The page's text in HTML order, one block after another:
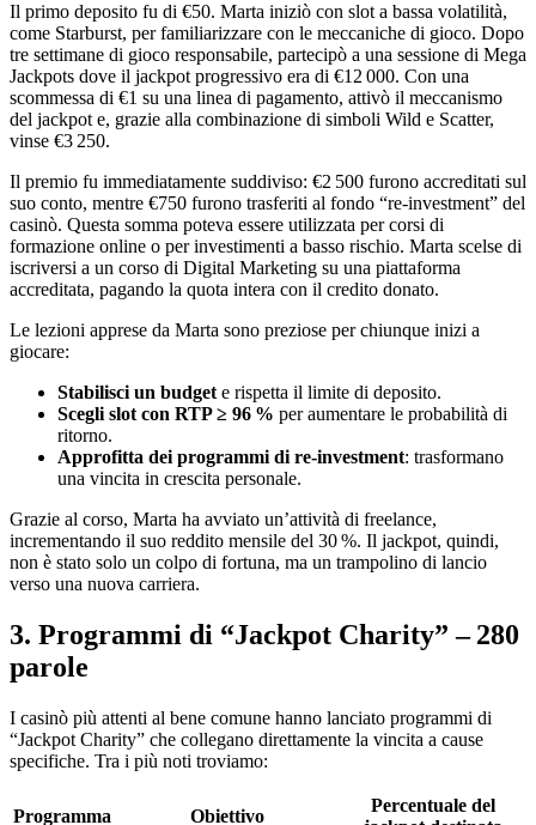
Il primo deposito fu di €50. Marta iniziò con slot a bassa volatilità,
come Starburst, per familiarizzare con le meccaniche di gioco. Dopo
tre settimane di gioco responsabile, partecipò a una sessione di Mega
Jackpots dove il jackpot progressivo era di €12 000. Con una
scommessa di €1 su una linea di pagamento, attivò il meccanismo
del jackpot e, grazie alla combinazione di simboli Wild e Scatter,
vinse €3 250.
Il premio fu immediatamente suddiviso: €2 500 furono accreditati sul
suo conto, mentre €750 furono trasferiti al fondo “re‑investment” del
casinò. Questa somma poteva essere utilizzata per corsi di
formazione online o per investimenti a basso rischio. Marta scelse di
iscriversi a un corso di Digital Marketing su una piattaforma
accreditata, pagando la quota intera con il credito donato.
Le lezioni apprese da Marta sono preziose per chiunque inizi a
giocare:
Stabilisci un budget e rispetta il limite di deposito.
Scegli slot con RTP ≥ 96 % per aumentare le probabilità di
ritorno.
Approfitta dei programmi di re‑investment: trasformano
una vincita in crescita personale.
Grazie al corso, Marta ha avviato un’attività di freelance,
incrementando il suo reddito mensile del 30 %. Il jackpot, quindi,
non è stato solo un colpo di fortuna, ma un trampolino di lancio
verso una nuova carriera.
3. Programmi di “Jackpot Charity” – 280
parole
I casinò più attenti al bene comune hanno lanciato programmi di
“Jackpot Charity” che collegano direttamente la vincita a cause
specifiche. Tra i più noti troviamo:
Programma Obiettivo
Percentuale del